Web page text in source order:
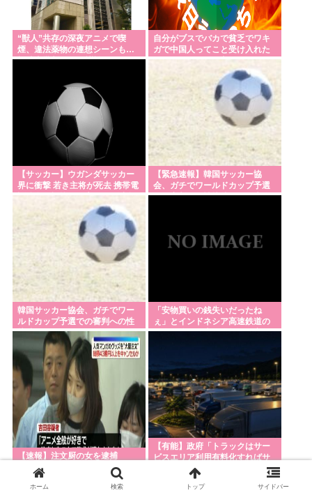
【スクリプト負けてて草w】「色々勉強した結果、理
系以外はエラー品だと気付いた【ガチ】」につい
て、もっと具体的に話そうか
【最新版】日本の都市の都会度ランキングがこちら
【サッカー】板倉滉は「めっちゃモテる」 年収7億
円・お洒落・包容力…超愛される日本代表
熊本市が地震犠牲者の氏名を公表後に撤回 「遺族同
意と誤認」
刃物を持って中国大使館に侵入した自衛官、地裁で
動機明かす「中国の強硬な外交方針を変えさせるた
西鉄、天神駅と薬院駅の駅構内で不審な音声が流れ
る 第三者が不正に流したか 福岡
Powered by livedoor 相互RSS
“獣人”共存の深夜アニメで喫
煙、違法薬物の連想シーンも…
視聴者批判でBPO議論
自分がブスでバカで貧乏でワキ
ガで中国人ってこと受け入れた
らすべてどうでも良くなった
【サッカー】ウガンダサッカー
界に衝撃 若き主将が死去 携帯電
話強盗に抵抗した末に石で滅多
打ち… 国民が怒り「リーダーを
失った」
【緊急速報】韓国サッカー協
会、ガチでワールドカップ予選
での審判への性接待がバレ大炎
韓国サッカー協会、ガチでワー
ルドカップ予選での審判への性
接待がバレる
「安物買いの銭失いだったね
ぇ」とインドネシア高速鉄道の
最終処分に日本側騒然、国家予
【速報】注文厨の女を逮捕
【有能】政府「トラックはサー
ビスエリア利用有料化すればサ
ボらず走るし流問題解決じゃ
ホーム 検索 トップ サイドバー